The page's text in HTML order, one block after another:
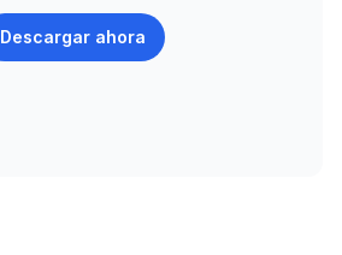
Descargar ahora